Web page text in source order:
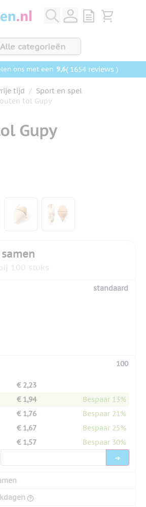
View quote,
Bekijk
Alle categorieën
ons met een 9,6( 1654 reviews )
tijd / Sport en spel
tol Gupy
Gupy
larger image
View larger imageView larger image
100 stuks
standaard
100
€ 2,23
€ 1,94
Bespaar 13%
€ 1,76
Bespaar 21%
€ 1,67
Bespaar 25%
€ 1,57
Bespaar 30%